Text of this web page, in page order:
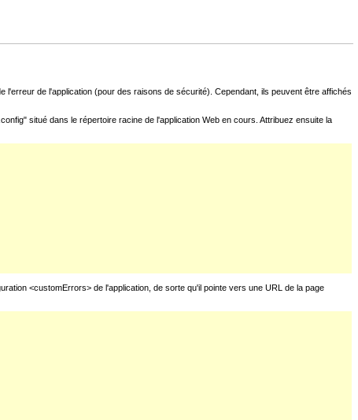
de l'application (pour des raisons de sécurité). Cependant, ils peuvent être affichés
situé dans le répertoire racine de l'application Web en cours. Attribuez ensuite la
<customErrors> de l'application, de sorte qu'il pointe vers une URL de la page